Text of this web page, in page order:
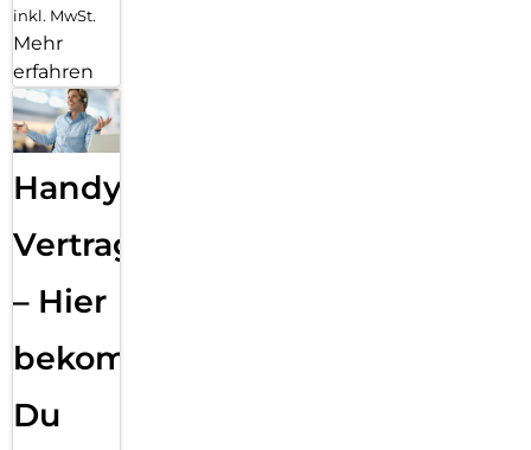
inkl. MwSt.
Mehr
erfahren
Handy
Vertragsabwicklung
– Hier
bekommst
Du